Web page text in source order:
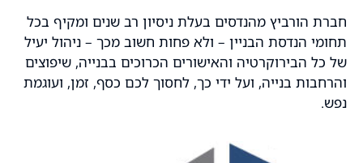
הורביץ מהנדסים בעלת ניסיון רב שנים ומקיף בכל
הנדסת הבניין – ולא פחות חשוב מכך – ניהול יעיל
כל הבירוקרטיה והאישורים הכרוכים בבנייה, שיפוצים
בנייה, ועל ידי כך, לחסוך לכם כסף, זמן, ועוגמת